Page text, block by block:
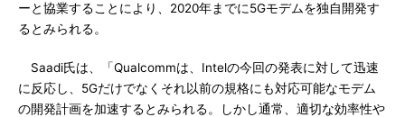
ーと協業することにより、2020年までに5Gモデムを独自開発す
るとみられる。
Saadi氏は、「Qualcommは、Intelの今回の発表に対して迅速
に反応し、5Gだけでなくそれ以前の規格にも対応可能なモデム
の開発計画を加速するとみられる。しかし通常、適切な効率性や